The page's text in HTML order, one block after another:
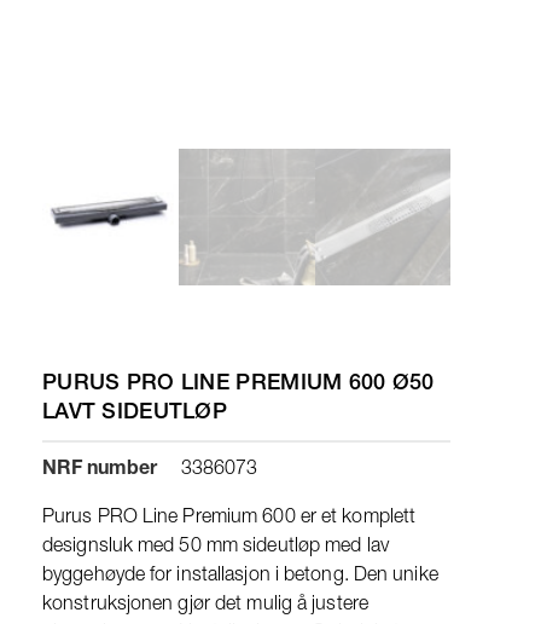
PURUS PRO LINE PREMIUM 600 Ø50
LAVT SIDEUTLØP
NRF number 3386073
Purus PRO Line Premium 600 er et komplett
designsluk med 50 mm sideutløp med lav
byggehøyde for installasjon i betong. Den unike
konstruksjonen gjør det mulig å justere